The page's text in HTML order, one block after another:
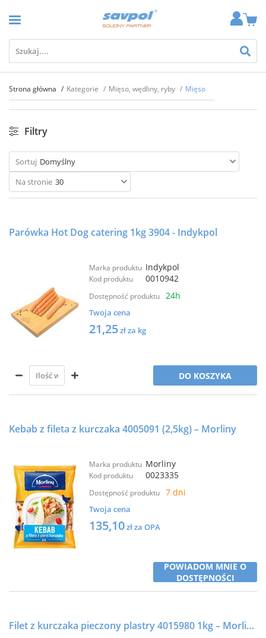
Strona główna Kategorie Mięso, wędliny, ryby Mięso
Filtry
Sortuj Domyślny
Na stronie 30
Parówka Hot Dog catering 1kg 3904 - Indykpol
Marka produktu Indykpol
Kod produktu 0010942
Dostępność produktu 24h
Twoja cena
21,25zł za kg
DO KOSZYKA
Kebab z fileta z kurczaka 4005091 (2,5kg) – Morliny
Marka produktu Morliny
Kod produktu 0023335
Dostępność produktu 7 dni
Twoja cena
135,10zł za OPA
POWIADOM MNIE O
DOSTĘPNOŚCI
Filet z kurczaka pieczony plastry 4015980 1kg – Morliny